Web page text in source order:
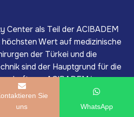
Center als Teil der ACIBADEM
Wert auf medizinische
der Türkei und die
sind der Hauptgrund für die
von ACIBADEM im
der Türkei.
Sie
uns
WhatsApp